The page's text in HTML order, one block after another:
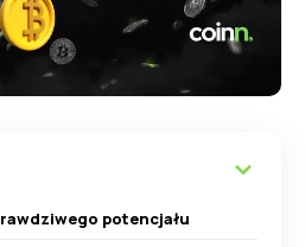
potencjału